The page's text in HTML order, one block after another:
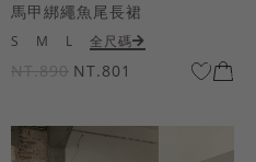
馬甲綁繩魚尾長裙
S M L 全尺碼
NT.890 NT.801